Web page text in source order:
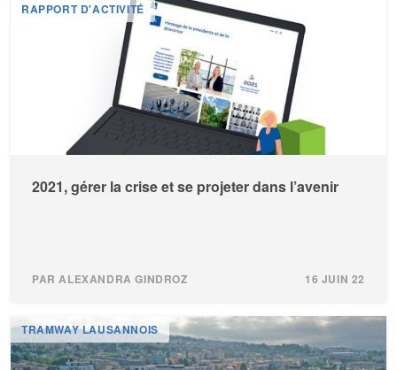
RAPPORT D'ACTIVITÉ
2021, gérer la crise et se projeter dans l’avenir
PAR ALEXANDRA GINDROZ 16 JUIN 22
TRAMWAY LAUSANNOIS